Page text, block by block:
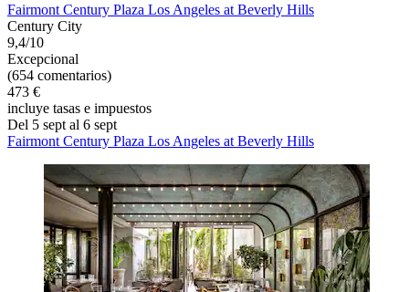
Fairmont Century Plaza Los Angeles at Beverly Hills
Century City
9,4/10
Excepcional
(654 comentarios)
473 €
incluye tasas e impuestos
Del 5 sept al 6 sept
Fairmont Century Plaza Los Angeles at Beverly Hills